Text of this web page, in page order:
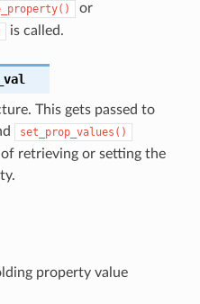
or
is called.
This gets passed to
set_prop_values()
retrieving or setting the
property value